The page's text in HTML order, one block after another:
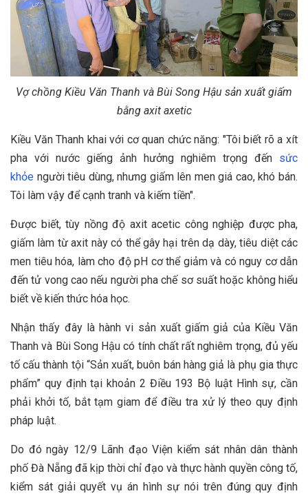
Vợ chồng Kiều Văn Thanh và Bùi Song Hậu sản xuất giấm
bằng axit axetic
Kiều Văn Thanh khai với cơ quan chức năng: "Tôi biết rõ a xít
pha với nước giếng ảnh hưởng nghiêm trọng đến sức
khỏe người tiêu dùng, nhưng giấm lên men giá cao, khó bán.
Tôi làm vậy để cạnh tranh và kiếm tiền".
Được biết, tùy nồng độ axit acetic công nghiệp được pha,
giấm làm từ axit này có thể gây hại trên dạ dày, tiêu diệt các
men tiêu hóa, làm cho độ pH cơ thể giảm và có nguy cơ dẫn
đến tử vong cao nếu người pha chế sơ suất hoặc không hiểu
biết về kiến thức hóa học.
Nhận thấy đây là hành vi sản xuất giấm giả của Kiều Văn
Thanh và Bùi Song Hậu có tính chất rất nghiêm trọng, đủ yếu
tố cấu thành tội “Sản xuất, buôn bán hàng giả là phụ gia thực
phẩm” quy định tại khoản 2 Điều 193 Bộ luật Hình sự, cần
phải khởi tố, bắt tạm giam để điều tra xử lý theo quy định
pháp luật.
Do đó ngày 12/9 Lãnh đạo Viện kiểm sát nhân dân thành
phố Đà Nẵng đã kịp thời chỉ đạo và thực hành quyền công tố,
kiểm sát giải quyết vụ án hình sự nói trên đúng quy định